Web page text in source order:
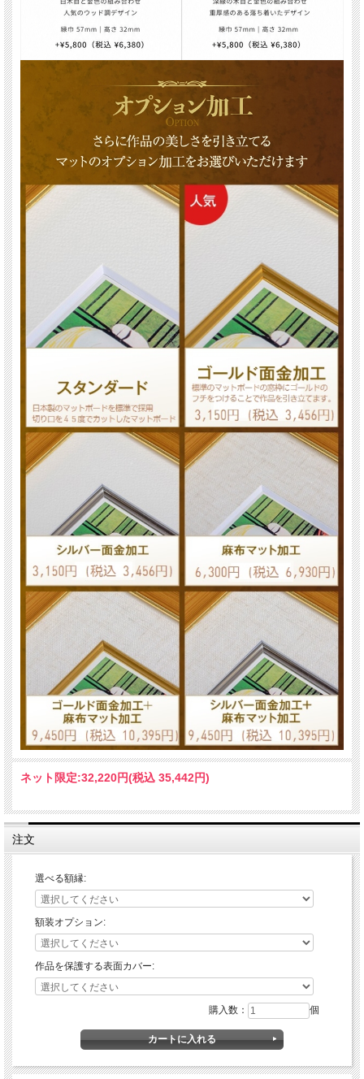
ネット限定:32,220円(税込 35,442円)
注文
選べる額縁:
額装オプション:
作品を保護する表面カバー:
購入数： 個